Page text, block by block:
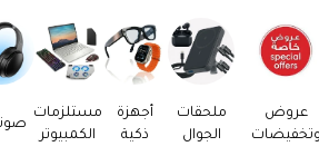
عروض
ملحقات
الجوال
أجهزة
ذكية
مستلزمات
الكمبيوتر